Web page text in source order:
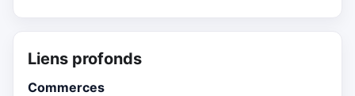
Liens profonds
Commerces